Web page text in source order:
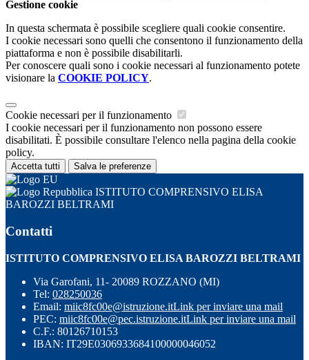
Gestione cookie
In questa schermata è possibile scegliere quali cookie consentire.
I cookie necessari sono quelli che consentono il funzionamento della
piattaforma e non è possibile disabilitarli.
Per conoscere quali sono i cookie necessari al funzionamento potete
visionare la COOKIE POLICY.
Cookie necessari per il funzionamento
I cookie necessari per il funzionamento non possono essere
disabilitati. È possibile consultare l'elenco nella pagina della cookie
policy.
Accetta tutti Salva le preferenze
ISTITUTO COMPRENSIVO ELISA
BAROZZI BELTRAMI
Contatti
ISTITUTO COMPRENSIVO ELISA BAROZZI BELTRAMI
Via Garofani, 11- 20089 ROZZANO (MI)
Tel: 028250036
Email: miic8fc00e@istruzione.itLink per inviare una mail
PEC: miic8fc00e@pec.istruzione.itLink per inviare una mail
C.F.: 80126710153
IBAN: IT29E0306933684100000046052